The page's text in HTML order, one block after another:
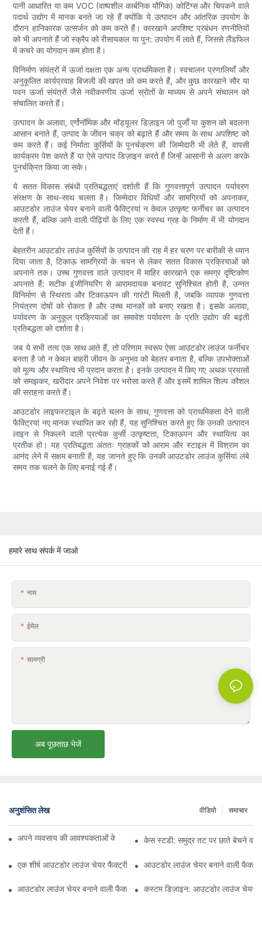
पानी आधारित या कम VOC (वाष्पशील कार्बनिक यौगिक) कोटिंग्स और चिपकने वाले
पदार्थ उद्योग में मानक बनते जा रहे हैं क्योंकि ये उत्पादन और आंतरिक उपयोग के
दौरान हानिकारक उत्सर्जन को कम करते हैं। कारखाने अपशिष्ट प्रबंधन रणनीतियों
को भी अपनाते हैं जो स्क्रैप को रीसायकल या पुन: उपयोग में लाते हैं, जिससे लैंडफिल
में कचरे का योगदान कम होता है।
विनिर्माण संयंत्रों में ऊर्जा दक्षता एक अन्य प्राथमिकता है। स्वचालन प्रणालियाँ और
अनुकूलित कार्यप्रवाह बिजली की खपत को कम करते हैं, और कुछ कारखाने सौर या
पवन ऊर्जा संयंत्रों जैसे नवीकरणीय ऊर्जा स्रोतों के माध्यम से अपने संचालन को
संचालित करते हैं।
उत्पादन के अलावा, एर्गोनॉमिक और मॉड्यूलर डिज़ाइन जो पुर्जों या कुशन को बदलना
आसान बनाते हैं, उत्पाद के जीवन चक्र को बढ़ाते हैं और समय के साथ अपशिष्ट को
कम करते हैं। कई निर्माता कुर्सियों के पुनर्चक्रण की जिम्मेदारी भी लेते हैं, वापसी
कार्यक्रम पेश करते हैं या ऐसे उत्पाद डिज़ाइन करते हैं जिन्हें आसानी से अलग करके
पुनर्चक्रित किया जा सके।
ये सतत विकास संबंधी प्रतिबद्धताएं दर्शाती हैं कि गुणवत्तापूर्ण उत्पादन पर्यावरण
संरक्षण के साथ-साथ चलता है। जिम्मेदार विधियों और सामग्रियों को अपनाकर,
आउटडोर लाउंज चेयर बनाने वाली फैक्ट्रियां न केवल उत्कृष्ट फर्नीचर का उत्पादन
करती हैं, बल्कि आने वाली पीढ़ियों के लिए एक स्वस्थ ग्रह के निर्माण में भी योगदान
देती हैं।
बेहतरीन आउटडोर लाउंज कुर्सियों के उत्पादन की राह में हर चरण पर बारीकी से ध्यान
दिया जाता है, टिकाऊ सामग्रियों के चयन से लेकर सतत विकास प्रक्रियाओं को
अपनाने तक। उच्च गुणवत्ता वाले उत्पादन में माहिर कारखाने एक समग्र दृष्टिकोण
अपनाते हैं: सटीक इंजीनियरिंग से आरामदायक बनावट सुनिश्चित होती है, उन्नत
विनिर्माण से स्थिरता और टिकाऊपन की गारंटी मिलती है, जबकि व्यापक गुणवत्ता
नियंत्रण दोषों को रोकता है और उच्च मानकों को बनाए रखता है। इसके अलावा,
पर्यावरण के अनुकूल प्रक्रियाओं का समावेश पर्यावरण के प्रति उद्योग की बढ़ती
प्रतिबद्धता को दर्शाता है।
जब ये सभी तत्व एक साथ आते हैं, तो परिणाम स्वरूप ऐसा आउटडोर लाउंज फर्नीचर
बनता है जो न केवल बाहरी जीवन के अनुभव को बेहतर बनाता है, बल्कि उपभोक्ताओं
को मूल्य और स्थायित्व भी प्रदान करता है। इनके उत्पादन में किए गए अथक प्रयासों
को समझकर, खरीदार अपने निवेश पर भरोसा करते हैं और इसमें शामिल शिल्प कौशल
की सराहना करते हैं।
आउटडोर लाइफस्टाइल के बढ़ते चलन के साथ, गुणवत्ता को प्राथमिकता देने वाली
फैक्ट्रियां नए मानक स्थापित कर रही हैं, यह सुनिश्चित करते हुए कि उनकी उत्पादन
लाइन से निकलने वाली प्रत्येक कुर्सी उत्कृष्टता, टिकाऊपन और स्थायित्व का
प्रतीक हो। यह प्रतिबद्धता अंततः ग्राहकों को आराम और स्टाइल में विश्राम का
आनंद लेने में सक्षम बनाती है, यह जानते हुए कि उनकी आउटडोर लाउंज कुर्सियां ​​लंबे
समय तक चलने के लिए बनाई गई हैं।
हमारे साथ संपर्क में जाओ
नाम
ईमेल
सामग्री
अब पूछताछ भेजें
अनुशंसित लेख समाचार
वीडियो
अपने व्यवसाय की आवश्यकताओं के लिए सही बीच अम्ब्रेला वितरक ढूँढना
केस स्टडी: समुद्र तट पर छाते बेचने
एक शीर्ष आउटडोर लाउंज चेयर फैक्ट्री से क्या उम्मीद करेंआउटडोर लाउंज चेयर बनाने वाली
आउटडोर लाउंज चेयर बनाने वाली फैक्ट्री की गुणवत्ता का मूल्यांकन कैसे करें
कस्टम डिज़ाइन: आउटडोर लाउंज चेयर